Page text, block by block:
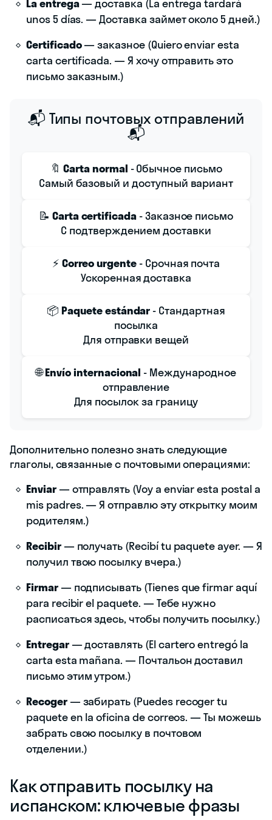
La entrega— доставка (La entrega tardará
unos 5 días. — Доставка займет около 5 дней.)
Certificado— заказное (Quiero enviar esta
carta certificada. — Я хочу отправить это
письмо заказным.)
📬 Типы почтовых отправлений
📬
🔖Carta normal - Обычное письмо
Самый базовый и доступный вариант
📝 Carta certificada- Заказное письмо
С подтверждением доставки
⚡ Correo urgente - Срочная почта
Ускоренная доставка
📦Paquete estándar - Стандартная
посылка
Для отправки вещей
🌐Envío internacional - Международное
отправление
Для посылок за границу
Дополнительно полезно знать следующие
глаголы, связанные с почтовыми операциями:
Enviar— отправлять (Voy a enviar esta postal a
mis padres. — Я отправлю эту открытку моим
родителям.)
Recibir— получать (Recibí tu paquete ayer. — Я
получил твою посылку вчера.)
Firmar— подписывать (Tienes que firmar aquí
para recibir el paquete. — Тебе нужно
расписаться здесь, чтобы получить посылку.)
Entregar— доставлять (El cartero entregó la
carta esta mañana. — Почтальон доставил
письмо этим утром.)
Recoger— забирать (Puedes recoger tu
paquete en la oficina de correos. — Ты можешь
забрать свою посылку в почтовом
отделении.)
Как отправить посылку на
испанском: ключевые фразы